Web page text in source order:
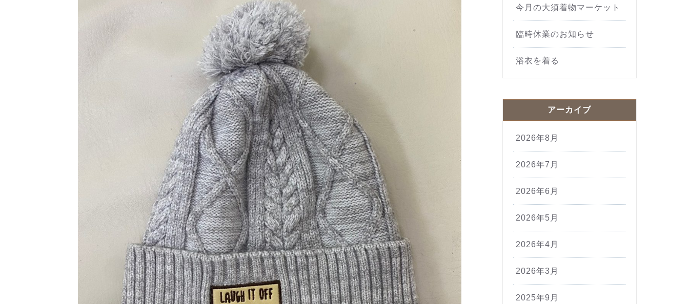
今月の大須着物マーケット
臨時休業のお知らせ
浴衣を着る
アーカイブ
2026年8月
2026年7月
2026年6月
2026年5月
2026年4月
2026年3月
2025年9月